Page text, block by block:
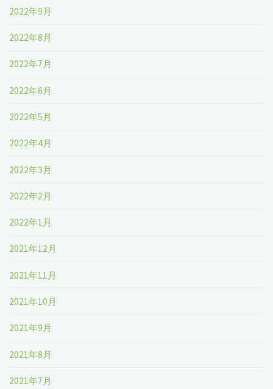
2022年9月
2022年8月
2022年7月
2022年6月
2022年5月
2022年4月
2022年3月
2022年2月
2022年1月
2021年12月
2021年11月
2021年10月
2021年9月
2021年8月
2021年7月